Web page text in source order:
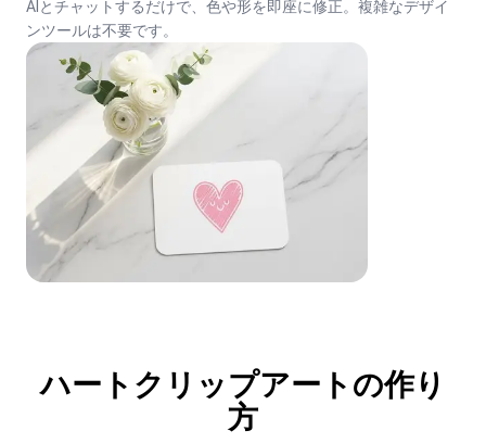
AIとチャットするだけで、色や形を即座に修正。複雑なデザイ
ンツールは不要です。
ハートクリップアートの作り
方